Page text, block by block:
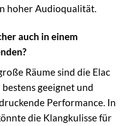
hoher Audioqualität.
auch in einem
Räume sind die Elac
geeignet und
Performance. In
die Klangkulisse für